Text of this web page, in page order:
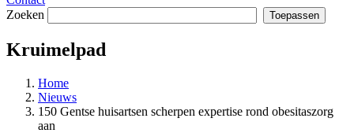
Zoeken
Kruimelpad
Home
Nieuws
150 Gentse huisartsen scherpen expertise rond obesitaszorg
aan